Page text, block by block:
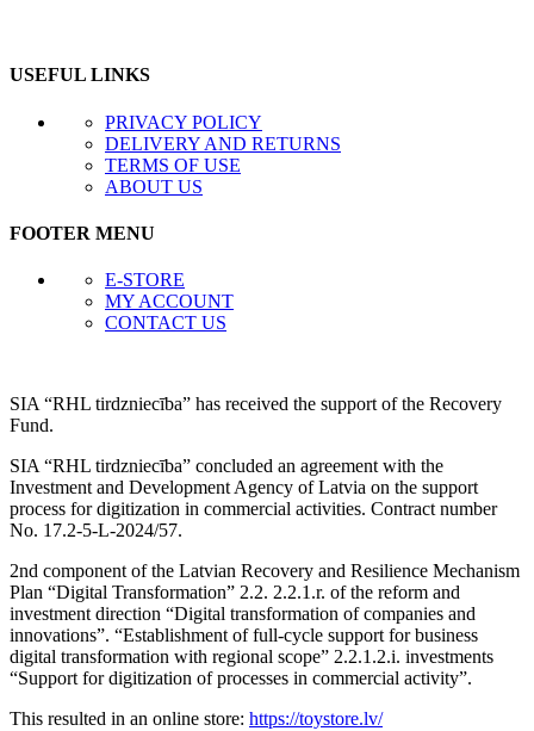
USEFUL LINKS
PRIVACY POLICY
DELIVERY AND RETURNS
TERMS OF USE
ABOUT US
FOOTER MENU
E-STORE
MY ACCOUNT
CONTACT US
SIA “RHL tirdzniecība” has received the support of the Recovery
Fund.
SIA “RHL tirdzniecība” concluded an agreement with the
Investment and Development Agency of Latvia on the support
process for digitization in commercial activities. Contract number
No. 17.2-5-L-2024/57.
2nd component of the Latvian Recovery and Resilience Mechanism
Plan “Digital Transformation” 2.2. 2.2.1.r. of the reform and
investment direction “Digital transformation of companies and
innovations”. “Establishment of full-cycle support for business
digital transformation with regional scope” 2.2.1.2.i. investments
“Support for digitization of processes in commercial activity”.
This resulted in an online store: https://toystore.lv/